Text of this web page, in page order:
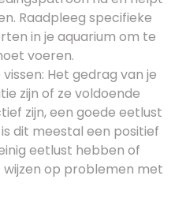
Raadpleeg specifieke
in je aquarium om te
voeren.
Het gedrag van je
zijn of ze voldoende
zijn, een goede eetlust
dit meestal een positief
eetlust hebben of
op problemen met